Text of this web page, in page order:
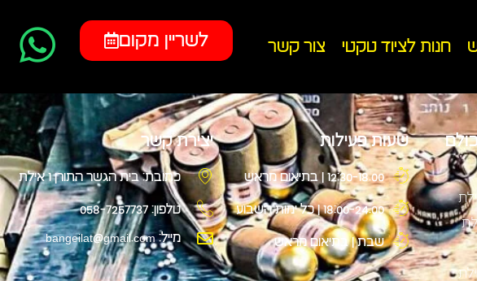
חנות לציוד טקטי צור קשר לשריין מקום
שעות פעילות
12:30-18.00 | בתיאום מראש
18:00-24.00 | כל ימות השבוע
שבת | בתיאום מראש
יצירת קשר
כתובת: בית הגשר התורן 1 אילת
טלפון: 058-7257737
מייל: bangeilat@gmail.com